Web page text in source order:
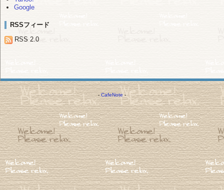
Google
RSSフィード
RSS 2.0
-CafeNote-